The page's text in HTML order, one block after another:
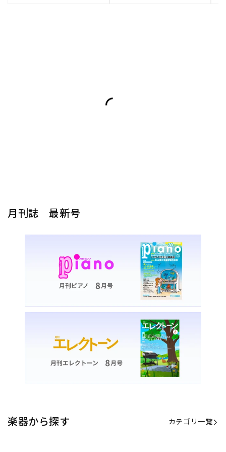
月刊誌 最新号
楽器から探す カテゴリ一覧